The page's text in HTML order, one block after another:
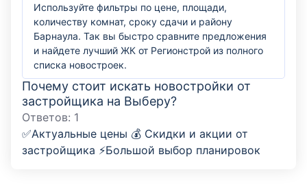
Используйте фильтры по цене, площади,
количеству комнат, сроку сдачи и району
Барнаула. Так вы быстро сравните предложения
и найдете лучший ЖК от Регионстрой из полного
списка новостроек.
Почему стоит искать новостройки от
застройщика на Выберу?
Ответов: 1
✅Актуальные цены 💰 Скидки и акции от
застройщика ⚡Большой выбор планировок